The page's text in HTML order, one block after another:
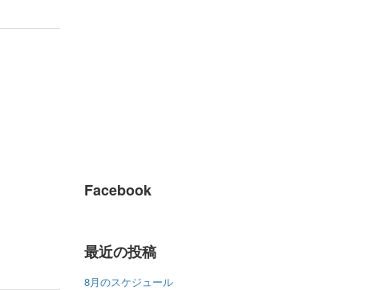
Facebook
最近の投稿
8月のスケジュール